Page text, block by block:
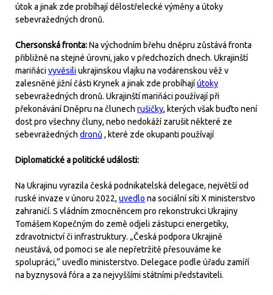
útok a jinak zde probíhají dělostřelecké výměny a útoky
sebevražedných dronů.
Chersonská fronta:Na východním břehu dněpru zůstává fronta
přibližně na stejné úrovni, jako v předchozích dnech. Ukrajinští
mariňácivyvěsiliukrajinskou vlajku na vodárenskou věž v
zalesněné jižní části Krynek a jinak zde probíhajíútoky
sebevražedných dronů. Ukrajinští mariňáci používají při
překonávání Dněpru na člunech rušičky, kterých však buďto není
dost pro všechny čluny, nebo nedokáží zarušit některé ze
sebevražedných dronů , které zde okupanti používají
Diplomatické a politické události:
Na Ukrajinu vyrazila česká podnikatelská delegace, největší od
ruské invaze v únoru 2022, uvedlo na sociální síti X ministerstvo
zahraničí. S vládním zmocněncem pro rekonstrukci Ukrajiny
Tomášem Kopečným do země odjeli zástupci energetiky,
zdravotnictví či infrastruktury. „Česká podpora Ukrajině
neustává, od pomoci se ale nepřetržitě přesouváme ke
spolupráci,“ uvedlo ministerstvo. Delegace podle úřadu zamíří
na byznysová fóra a za nejvyššími státními představiteli.